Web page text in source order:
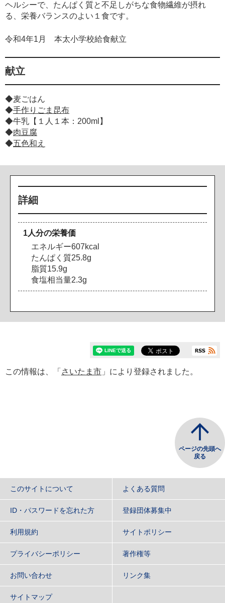
ヘルシーで、たんぱく質と不足しがちな食物繊維が摂れ
る、栄養バランスのよい１食です。
令和4年1月 本太小学校給食献立
献立
◆麦ごはん
◆手作りごま昆布
◆牛乳【１人１本：200ml】
◆肉豆腐
◆五色和え
詳細
1人分の栄養価
エネルギー607kcal
たんぱく質25.8g
脂質15.9g
食塩相当量2.3g
この情報は、「 さいたま市 」により登録されました。
ページの先頭へ
戻る
このサイトについて よくある質問
ID・パスワードを忘れた方 登録団体募集中
利用規約 サイトポリシー
プライバシーポリシー 著作権等
お問い合わせ リンク集
サイトマップ